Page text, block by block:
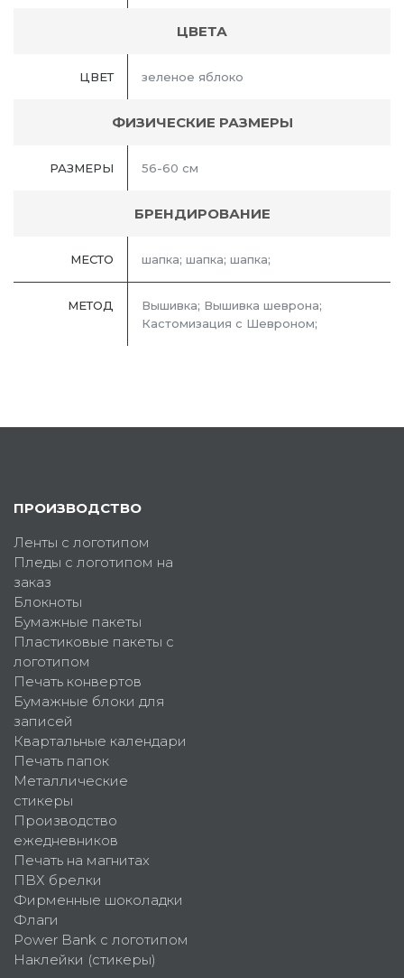
ЦВЕТА
ЦВЕТ зеленое яблоко
ФИЗИЧЕСКИЕ РАЗМЕРЫ
РАЗМЕРЫ 56-60 см
БРЕНДИРОВАНИЕ
МЕСТО шапка; шапка; шапка;
МЕТОД
Вышивка; Вышивка шеврона;
Кастомизация с Шевроном;
ПРОИЗВОДСТВО
Ленты с логотипом
Пледы с логотипом на
заказ
Блокноты
Бумажные пакеты
Пластиковые пакеты с
логотипом
Печать конвертов
Бумажные блоки для
записей
Квартальные календари
Печать папок
Металлические
стикеры
Производство
ежедневников
Печать на магнитах
ПВХ брелки
Фирменные шоколадки
Флаги
Power Bank с логотипом
Наклейки (стикеры)